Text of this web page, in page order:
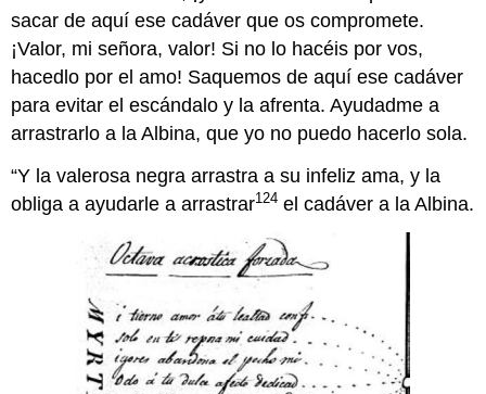
sacar de aquí ese cadáver que os compromete.
¡Valor, mi señora, valor! Si no lo hacéis por vos,
hacedlo por el amo! Saquemos de aquí ese cadáver
para evitar el escándalo y la afrenta. Ayudadme a
arrastrarlo a la Albina, que yo no puedo hacerlo sola.
“Y la valerosa negra arrastra a su infeliz ama, y la
obliga a ayudarle a arrastrar124 el cadáver a la Albina.